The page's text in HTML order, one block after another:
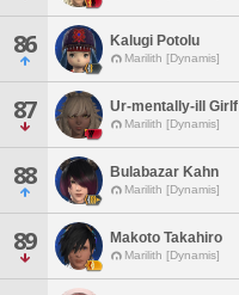
86 Kalugi Potolu
Marilith [Dynamis]
87 Ur-mentally-ill Girlf
Marilith [Dynamis]
88 Bulabazar Kahn
Marilith [Dynamis]
89 Makoto Takahiro
Marilith [Dynamis]